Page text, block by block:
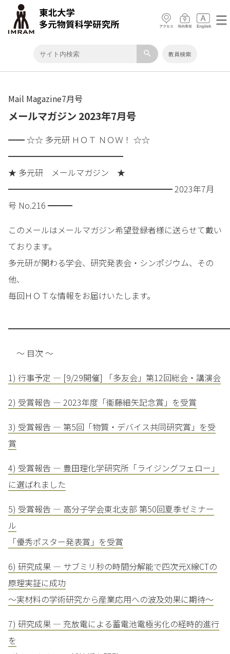
search 教員検索
Mail Magazine7月号
メールマガジン 2023年7月号
━━ ☆☆ 多元研 ＨＯＴ ＮＯＷ！ ☆☆
━━━━━━━━━━━━━━
★ 多元研 メールマガジン ★
━━━━━━━━━━━━━━━━━━━━ 2023年7月
号 No.216 ━━━
このメールはメールマガジン希望登録者様に送らせて戴い
ております。
多元研が関わる学会、研究発表会・シンポジウム、その
他、
毎回ＨＯＴな情報をお届けいたします。
～ 目次 ～
1) 行事予定 — [9/29開催] 「多友会」第12回総会・講演会
2) 受賞報告 — 2023年度「衞藤細矢記念賞」を受賞
3) 受賞報告 — 第5回「物質・デバイス共同研究賞」を受
賞
4) 受賞報告 — 豊田理化学研究所「ライジングフェロー」
に選ばれました
5) 受賞報告 — 高分子学会東北支部 第50回夏季ゼミナー
ル
「優秀ポスター発表賞」を受賞
6) 研究成果 — サブミリ秒の時間分解能で四次元X線CTの
原理実証に成功
～実材料の学術研究から産業応用への波及効果に期待～
7) 研究成果 — 充放電による蓄電池電極劣化の経時的進行
を